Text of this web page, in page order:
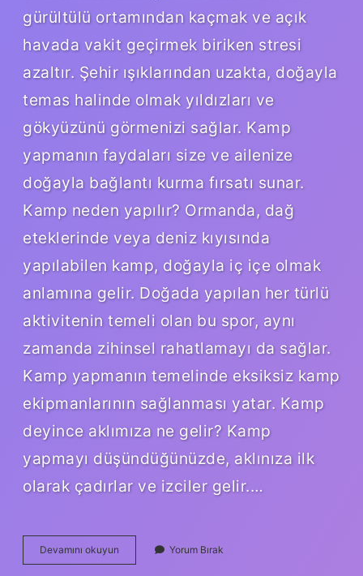
gürültülü ortamından kaçmak ve açık
havada vakit geçirmek biriken stresi
azaltır. Şehir ışıklarından uzakta, doğayla
temas halinde olmak yıldızları ve
gökyüzünü görmenizi sağlar. Kamp
yapmanın faydaları size ve ailenize
doğayla bağlantı kurma fırsatı sunar.
Kamp neden yapılır? Ormanda, dağ
eteklerinde veya deniz kıyısında
yapılabilen kamp, ​​doğayla iç içe olmak
anlamına gelir. Doğada yapılan her türlü
aktivitenin temeli olan bu spor, aynı
zamanda zihinsel rahatlamayı da sağlar.
Kamp yapmanın temelinde eksiksiz kamp
ekipmanlarının sağlanması yatar. Kamp
deyince aklımıza ne gelir? Kamp
yapmayı düşündüğünüzde, aklınıza ilk
olarak çadırlar ve izciler gelir.…
Devamını okuyun
Yapmak
Yorum Bırak